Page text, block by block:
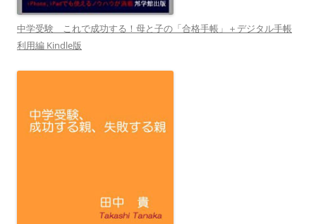
中学受験 これで成功する！母と子の「合格手帳」＋デジタル手帳
利用編 Kindle版